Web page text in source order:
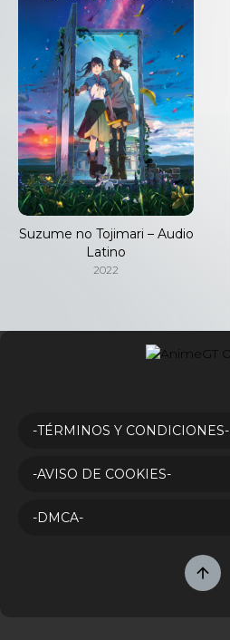
Suzume no Tojimari – Audio
Latino
2022
-TÉRMINOS Y CONDICIONES-
-AVISO DE COOKIES-
-DMCA-